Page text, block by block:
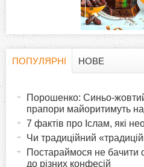
ПОПУЛЯРНІ
НОВЕ
Порошенко: Синьо-жовтий
прапори майоритимуть
7 фактів про Іслам, які
Чи традиційний
Постараймося не бачити
до різних конфесій